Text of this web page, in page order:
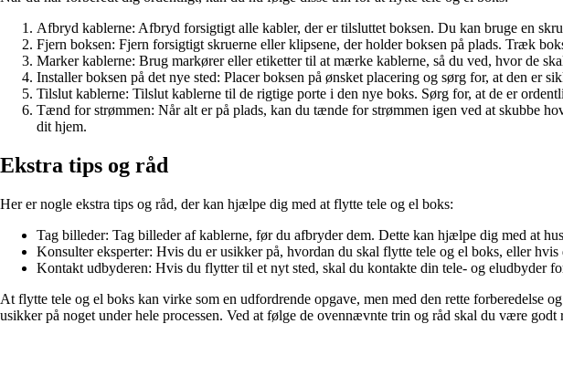
Afbryd kablerne: Afbryd forsigtigt alle kabler, der er tilsluttet boksen. Du kan bruge en
Fjern boksen: Fjern forsigtigt skruerne eller klipsene, der holder boksen på plads. Træk
Marker kablerne: Brug markører eller etiketter til at mærke kablerne, så du ved, hvor de
Installer boksen på det nye sted: Placer boksen på ønsket placering og sørg for, at den er
Tilslut kablerne: Tilslut kablerne til de rigtige porte i den nye boks. Sørg for, at de er
Tænd for strømmen: Når alt er på plads, kan du tænde for strømmen igen ved at skubbe
dit hjem.
Ekstra tips og råd
Her er nogle ekstra tips og råd, der kan hjælpe dig med at flytte tele og el boks:
Tag billeder: Tag billeder af kablerne, før du afbryder dem. Dette kan hjælpe dig med at
Konsulter eksperter: Hvis du er usikker på, hvordan du skal flytte tele og el boks, eller
Kontakt udbyderen: Hvis du flytter til et nyt sted, skal du kontakte din tele- og eludbyder
At flytte tele og el boks kan virke som en udfordrende opgave, men med den rette
usikker på noget under hele processen. Ved at følge de ovennævnte trin og råd skal du være